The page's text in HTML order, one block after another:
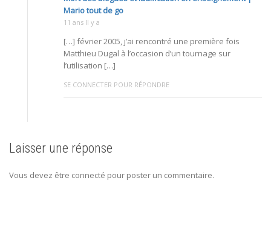
Mario tout de go
11 ans Il y a
[…] février 2005, j’ai rencontré une première fois
Matthieu Dugal à l’occasion d’un tournage sur
l’utilisation […]
SE CONNECTER POUR RÉPONDRE
Laisser une réponse
Vous devez être connecté pour poster un commentaire.